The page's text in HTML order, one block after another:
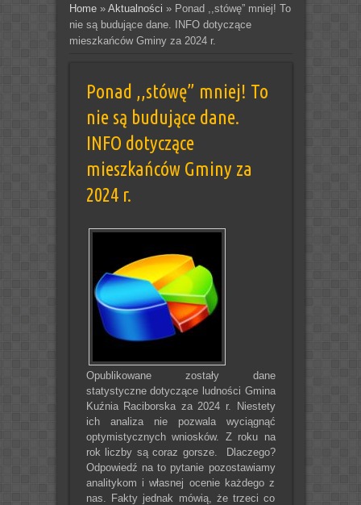
Home» Aktualności » Ponad ,,stówę” mniej! To
nie są budujące dane. INFO dotyczące
mieszkańców Gminy za 2024 r.
Ponad ,,stówę” mniej! To
nie są budujące dane.
INFO dotyczące
mieszkańców Gminy za
2024 r.
Opublikowane zostały dane
statystyczne dotyczące ludności Gmina
Kuźnia Raciborska za 2024 r. Niestety
ich analiza nie pozwala wyciągnąć
optymistycznych wniosków. Z roku na
rok liczby są coraz gorsze. Dlaczego?
Odpowiedź na to pytanie pozostawiamy
analitykom i własnej ocenie każdego z
nas. Fakty jednak mówią, że trzeci co